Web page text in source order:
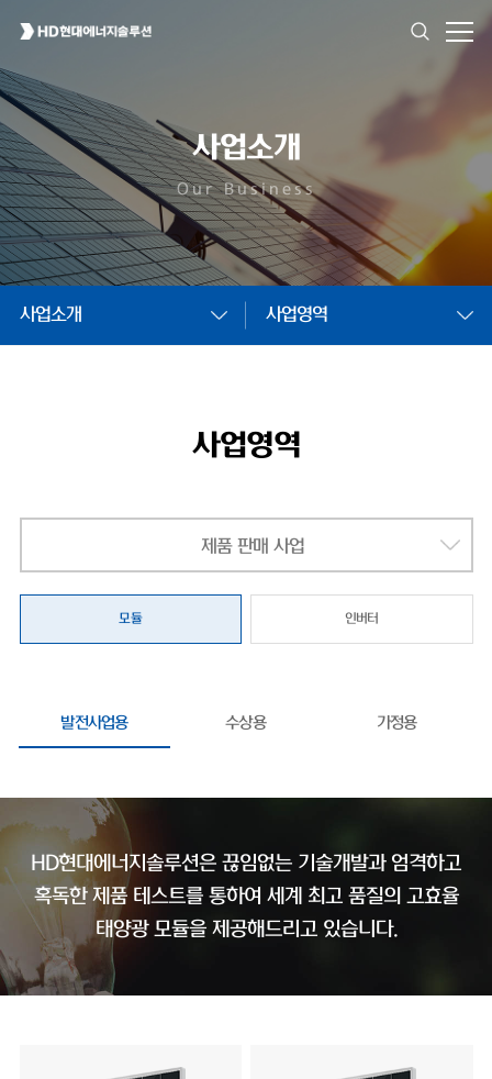
사업소개
Our Business
사업소개 사업영역
사업영역
제품 판매 사업
모듈 인버터
발전사업용 수상용 가정용
HD현대에너지솔루션은 끊임없는 기술개발과 엄격하고
혹독한 제품 테스트를 통하여 세계 최고 품질의 고효율
태양광 모듈을 제공해드리고 있습니다.